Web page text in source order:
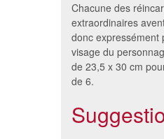
Chacune des
extraordinaires
donc expressément
visage du
de 23,5 x 30 cm
de 6.